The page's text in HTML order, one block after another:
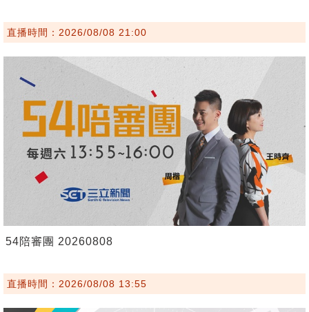
直播時間：2026/08/08 21:00
54陪審團 20260808
直播時間：2026/08/08 13:55